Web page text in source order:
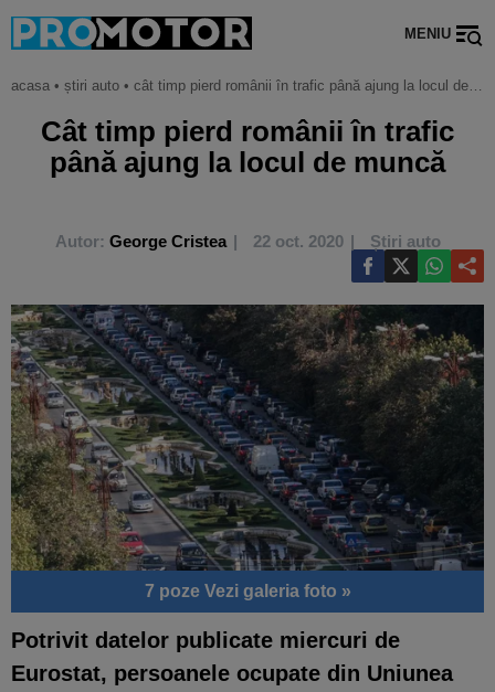
MENIU
acasa • știri auto • cât timp pierd românii în trafic până ajung la locul de muncă
Cât timp pierd românii în trafic
până ajung la locul de muncă
Autor: George Cristea 22 oct. 2020 Știri auto
7 poze Vezi galeria foto »
Potrivit datelor publicate miercuri de
Eurostat, persoanele ocupate din Uniunea